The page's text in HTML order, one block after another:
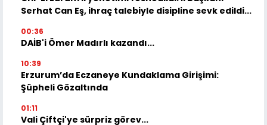
Serhat Can Eş, ihraç talebiyle disipline sevk edildi...
00:36
DAİB'i Ömer Madırlı kazandı...
10:39
Erzurum’da Eczaneye Kundaklama Girişimi:
Şüpheli Gözaltında
01:11
Vali Çiftçi'ye sürpriz görev...